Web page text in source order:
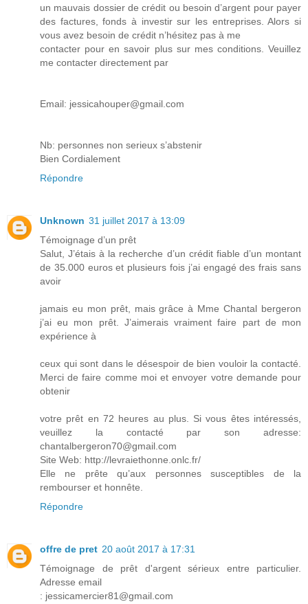
un mauvais dossier de crédit ou besoin d’argent pour payer
des factures, fonds à investir sur les entreprises. Alors si
vous avez besoin de crédit n’hésitez pas à me
contacter pour en savoir plus sur mes conditions. Veuillez
me contacter directement par
Email: jessicahouper@gmail.com
Nb: personnes non serieux s’abstenir
Bien Cordialement
Répondre
Unknown 31 juillet 2017 à 13:09
Témoignage d’un prêt
Salut, J’étais à la recherche d’un crédit fiable d’un montant
de 35.000 euros et plusieurs fois j’ai engagé des frais sans
avoir
jamais eu mon prêt, mais grâce à Mme Chantal bergeron
j’ai eu mon prêt. J’aimerais vraiment faire part de mon
expérience à
ceux qui sont dans le désespoir de bien vouloir la contacté.
Merci de faire comme moi et envoyer votre demande pour
obtenir
votre prêt en 72 heures au plus. Si vous êtes intéressés,
veuillez la contacté par son adresse:
chantalbergeron70@gmail.com
Site Web: http://levraiethonne.onlc.fr/
Elle ne prête qu’aux personnes susceptibles de la
rembourser et honnête.
Répondre
offre de pret 20 août 2017 à 17:31
Témoignage de prêt d'argent sérieux entre particulier.
Adresse email
: jessicamercier81@gmail.com